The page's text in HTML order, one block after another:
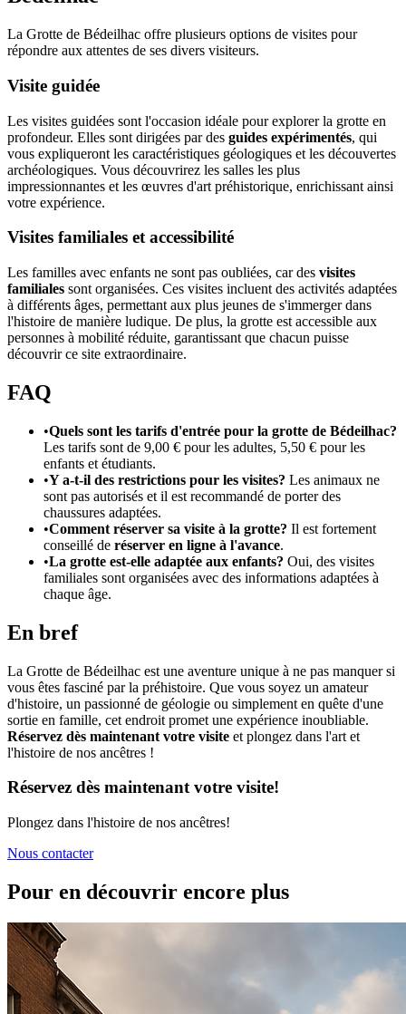
La Grotte de Bédeilhac offre plusieurs options de visites pour
répondre aux attentes de ses divers visiteurs.
Visite guidée
Les visites guidées sont l'occasion idéale pour explorer la grotte en
profondeur. Elles sont dirigées par des guides expérimentés, qui
vous expliqueront les caractéristiques géologiques et les découvertes
archéologiques. Vous découvrirez les salles les plus
impressionnantes et les œuvres d'art préhistorique, enrichissant ainsi
votre expérience.
Visites familiales et accessibilité
Les familles avec enfants ne sont pas oubliées, car des visites
familiales sont organisées. Ces visites incluent des activités adaptées
à différents âges, permettant aux plus jeunes de s'immerger dans
l'histoire de manière ludique. De plus, la grotte est accessible aux
personnes à mobilité réduite, garantissant que chacun puisse
découvrir ce site extraordinaire.
FAQ
•Quels sont les tarifs d'entrée pour la grotte de Bédeilhac?
Les tarifs sont de 9,00 € pour les adultes, 5,50 € pour les
enfants et étudiants.
•Y a-t-il des restrictions pour les visites? Les animaux ne
sont pas autorisés et il est recommandé de porter des
chaussures adaptées.
•Comment réserver sa visite à la grotte? Il est fortement
conseillé de réserver en ligne à l'avance.
•La grotte est-elle adaptée aux enfants? Oui, des visites
familiales sont organisées avec des informations adaptées à
chaque âge.
En bref
La Grotte de Bédeilhac est une aventure unique à ne pas manquer si
vous êtes fasciné par la préhistoire. Que vous soyez un amateur
d'histoire, un passionné de géologie ou simplement en quête d'une
sortie en famille, cet endroit promet une expérience inoubliable.
Réservez dès maintenant votre visite et plongez dans l'art et
l'histoire de nos ancêtres !
Réservez dès maintenant votre visite!
Plongez dans l'histoire de nos ancêtres!
Nous contacter
Pour en découvrir encore plus